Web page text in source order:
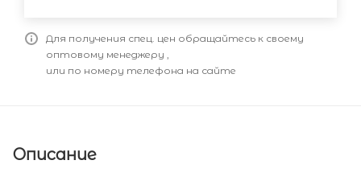
Для получения спец. цен обращайтесь к своему
оптовому менеджеру ,
или по номеру телефона на сайте
Описание